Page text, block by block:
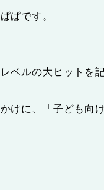
ぱです。
ベルの大ヒットを
けに、「子ども向